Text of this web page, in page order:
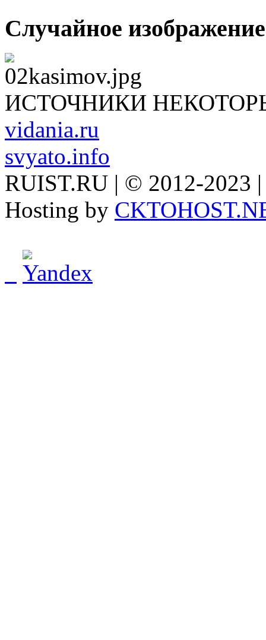
Случайное изображение
ИСТОЧНИКИ
vidania.ru
svyato.info
RUIST.RU | © 2012-2023
Hosting by